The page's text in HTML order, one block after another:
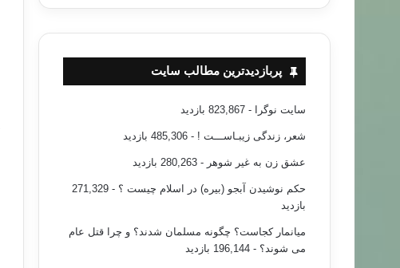
پربازدیدترین مطالب سایت
سایت نوگرا - 823,867 بازدید
شعر، زندگی زیبـاســـت ! - 485,306 بازدید
عشق زن به غیر شوهر - 280,263 بازدید
حکم نوشیدن آبجو (بیره) در اسلام چیست ؟
- 271,329
بازدید
میانمار کجاست؟ چگونه مسلمان شدند؟ و چرا قتل عام
می شوند؟ - 196,144 بازدید